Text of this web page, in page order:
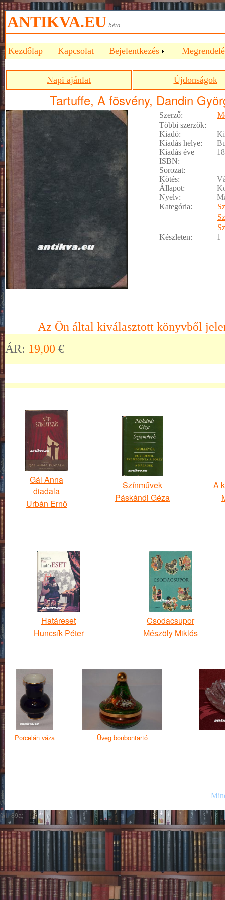
ANTIKVA.EU béta
Kezdőlap Kapcsolat Bejelentkezés
Napi ajánlat Újdonságok
Tartuffe, A fösvény, Dandin
Szerző:
Többi szerzők:
Kiadó:
Kiadás helye:
Kiadás éve
ISBN:
Sorozat:
Kötés:
Állapot:
Nyelv:
Kategória:
Készleten:
1
Az Ön által kiválasztott könyvből
ÁR: 19,00 €
Gál Anna
diadala
Urbán Ernő
Színművek
Páskándi Géza
A
Határeset
Huncsík Péter
Csodacsupor
Mészöly Miklós
Porcelán váza Üveg bonbontartó
GIF89a;